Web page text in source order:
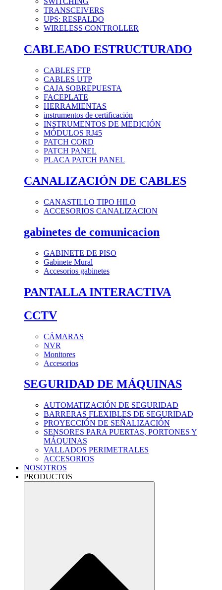
TRANSCEIVERS
UPS: RESPALDO
WIRELESS CONTROLLER
CABLEADO ESTRUCTURADO
CABLES FTP
CABLES UTP
CAJA SOBREPUESTA
FACEPLATE
HERRAMIENTAS
instrumentos de certificación
INSTRUMENTOS DE MEDICIÓN
MÓDULOS RJ45
PATCH CORD
PATCH PANEL
PLACA PATCH PANEL
CANALIZACIÓN DE CABLES
CANASTILLO TIPO HILO
ACCESORIOS CANALIZACION
gabinetes de comunicacion
GABINETE DE PISO
Gabinete Mural
Accesorios gabinetes
PANTALLA INTERACTIVA
CCTV
CÁMARAS
NVR
Monitores
Accesorios
SEGURIDAD DE MÁQUINAS
AUTOMATIZACIÓN DE SEGURIDAD
BARRERAS FLEXIBLES DE SEGURIDAD
PROYECCIÓN DE SEÑALIZACIÓN
SENSORES PARA PUERTAS, PORTONES Y
MÁQUINAS
VALLADOS PERIMETRALES
ACCESORIOS
NOSOTROS
PRODUCTOS